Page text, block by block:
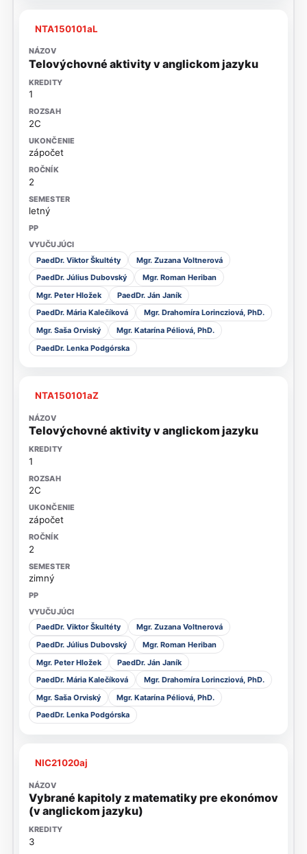
NTA150101aL
Telovýchovné aktivity v anglickom jazyku
1
2C
zápočet
2
letný
PaedDr. Viktor Škultéty
Mgr. Zuzana Voltnerová
PaedDr. Július Dubovský
Mgr. Roman Heriban
Mgr. Peter Hložek
PaedDr. Ján Janík
PaedDr. Mária Kalečíková
Mgr. Drahomíra Lorincziová, PhD.
Mgr. Saša Orviský
Mgr. Katarína Péliová, PhD.
PaedDr. Lenka Podgórska
NTA150101aZ
Telovýchovné aktivity v anglickom jazyku
1
2C
zápočet
2
zimný
PaedDr. Viktor Škultéty
Mgr. Zuzana Voltnerová
PaedDr. Július Dubovský
Mgr. Roman Heriban
Mgr. Peter Hložek
PaedDr. Ján Janík
PaedDr. Mária Kalečíková
Mgr. Drahomíra Lorincziová, PhD.
Mgr. Saša Orviský
Mgr. Katarína Péliová, PhD.
PaedDr. Lenka Podgórska
NIC21020aj
Vybrané kapitoly z matematiky pre ekonómov
(v anglickom jazyku)
3